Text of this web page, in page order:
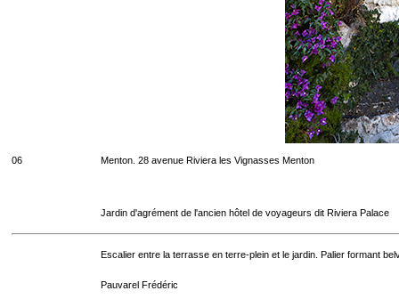
06 Menton. 28 avenue Riviera les Vignasses Menton
Jardin d'agrément de l'ancien hôtel de voyageurs dit Riviera Palace
Escalier entre la terrasse en terre-plein et le jardin. Palier formant
Pauvarel Frédéric